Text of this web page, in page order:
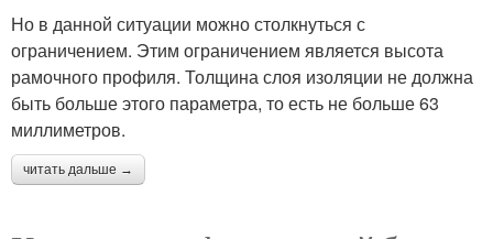
Но в данной ситуации можно столкнуться с
ограничением. Этим ограничением является высота
рамочного профиля. Толщина слоя изоляции не должна
быть больше этого параметра, то есть не больше 63
миллиметров.
читать дальше →